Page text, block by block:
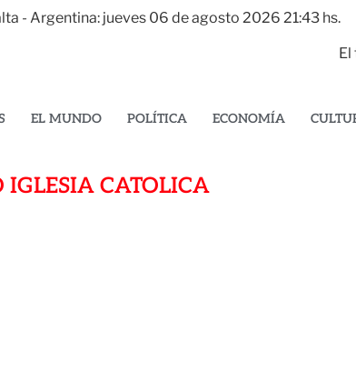
- Argentina: jueves 06 de agosto 2026 21:43 hs.
El
EL MUNDO POLÍTICA ECONOMÍA
IGLESIA CATOLICA